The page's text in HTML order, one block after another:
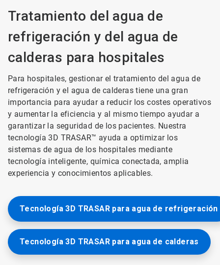
Tratamiento del agua de
refrigeración y del agua de
calderas para hospitales
Para hospitales, gestionar el tratamiento del agua de
refrigeración y el agua de calderas tiene una gran
importancia para ayudar a reducir los costes operativos
y aumentar la eficiencia y al mismo tiempo ayudar a
garantizar la seguridad de los pacientes. Nuestra
tecnología 3D TRASAR™ ayuda a optimizar los
sistemas de agua de los hospitales mediante
tecnología inteligente, química conectada, amplia
experiencia y conocimientos aplicables.
Tecnología 3D TRASAR para agua de refrigeración
Tecnología 3D TRASAR para agua de calderas